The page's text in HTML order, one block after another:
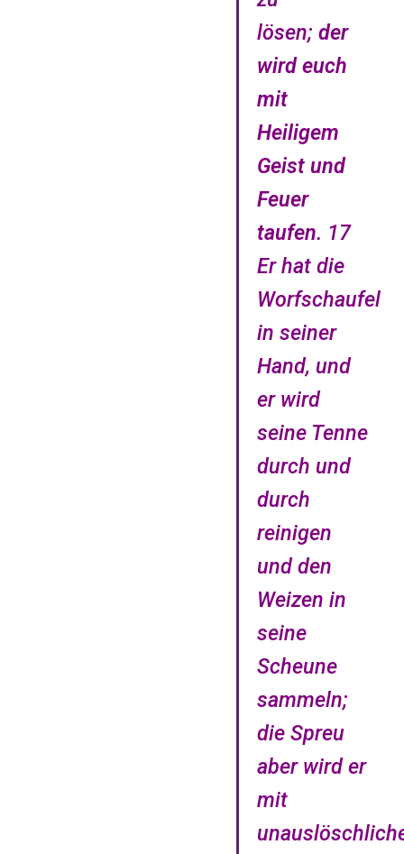
lösen;der
wird euch
mit
Heiligem
Geist und
Feuer
taufen. 17
Er hat die
Worfschaufel
in seiner
Hand, und
er wird
seine Tenne
durch und
durch
reinigen
und den
Weizen in
seine
Scheune
sammeln;
die Spreu
aber wird er
mit